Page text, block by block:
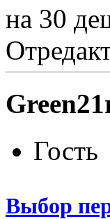
на 30
Гость
Выбор